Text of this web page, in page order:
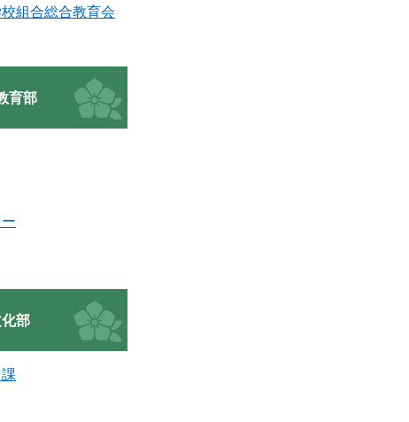
組合総合教育会
育部
部